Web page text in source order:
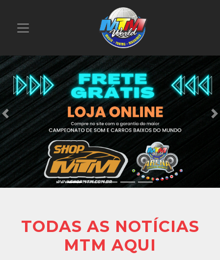
Previous
TODAS AS NOTÍCIAS
MTM AQUI